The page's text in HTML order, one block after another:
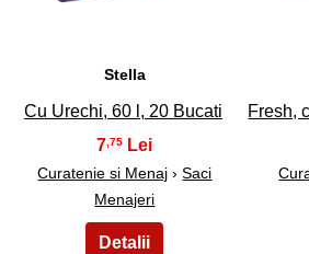
Stella
Cu Urechi, 60 l, 20 Bucati
7,75
Curatenie si Menaj ›Saci
Menajeri
Fresh,